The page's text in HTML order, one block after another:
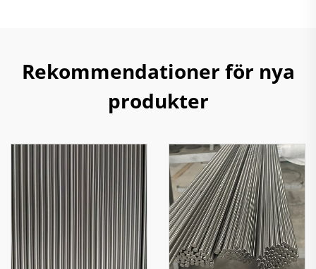
Rekommendationer för nya
produkter